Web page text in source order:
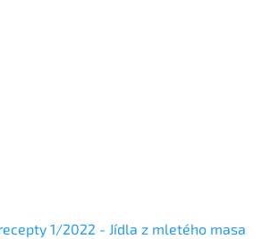
1/2022 - Jídla z mletého masa